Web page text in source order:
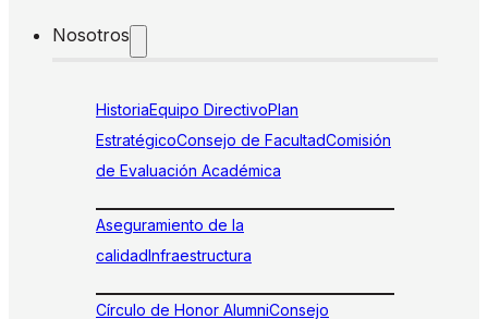
Nosotros
HistoriaEquipo DirectivoPlan
EstratégicoConsejo de FacultadComisión
de Evaluación Académica
Aseguramiento de la
calidadInfraestructura
Círculo de Honor AlumniConsejo